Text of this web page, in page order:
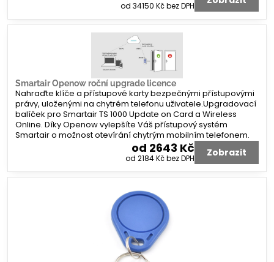
od 34150 Kčbez DPH
Smartair Openow roční upgrade licence
Nahraďte klíče a přístupové karty bezpečnými přístupovými
právy, uloženými na chytrém telefonu uživatele.Upgradovací
balíček pro Smartair TS 1000 Update on Card a Wireless
Online. Díky Openow vylepšíte Váš přístupový systém
Smartair o možnost otevírání chytrým mobilním telefonem.
od 2643 Kč
od 2184 Kčbez DPH Zobrazit